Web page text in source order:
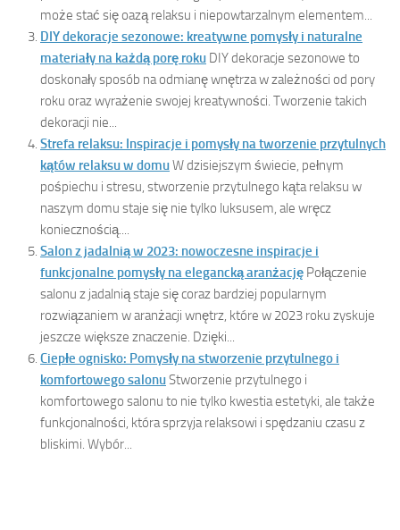
może stać się oazą relaksu i niepowtarzalnym elementem...
DIY dekoracje sezonowe: kreatywne pomysły i naturalne
materiały na każdą porę roku DIY dekoracje sezonowe to
doskonały sposób na odmianę wnętrza w zależności od pory
roku oraz wyrażenie swojej kreatywności. Tworzenie takich
dekoracji nie...
Strefa relaksu: Inspiracje i pomysły na tworzenie przytulnych
kątów relaksu w domuW dzisiejszym świecie, pełnym
pośpiechu i stresu, stworzenie przytulnego kąta relaksu w
naszym domu staje się nie tylko luksusem, ale wręcz
koniecznością....
Salon z jadalnią w 2023: nowoczesne inspiracje i
funkcjonalne pomysły na elegancką aranżację Połączenie
salonu z jadalnią staje się coraz bardziej popularnym
rozwiązaniem w aranżacji wnętrz, które w 2023 roku zyskuje
jeszcze większe znaczenie. Dzięki...
Ciepłe ognisko: Pomysły na stworzenie przytulnego i
komfortowego salonuStworzenie przytulnego i
komfortowego salonu to nie tylko kwestia estetyki, ale także
funkcjonalności, która sprzyja relaksowi i spędzaniu czasu z
bliskimi. Wybór...